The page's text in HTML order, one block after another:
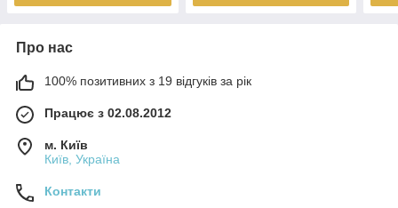
Про нас
100% позитивних з 19 відгуків за рік
Працює з 02.08.2012
м. Київ
Київ, Україна
Контакти